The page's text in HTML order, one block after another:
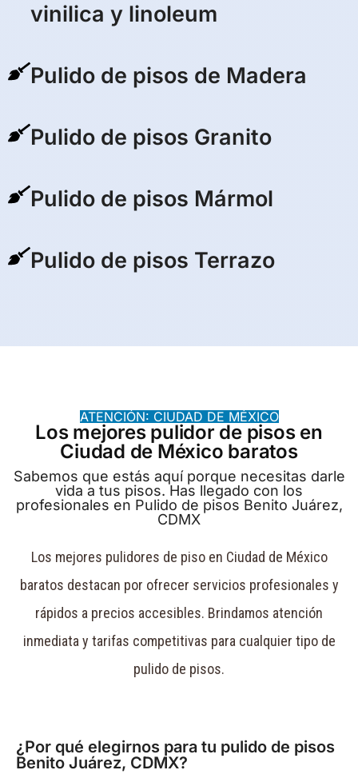
vinilica y linoleum
Pulido de pisos de Madera
Pulido de pisos Granito
Pulido de pisos Mármol
Pulido de pisos Terrazo
ATENCIÓN: CIUDAD DE MÉXICO
Los mejores pulidor de pisos en
Ciudad de México baratos
Sabemos que estás aquí porque necesitas darle
vida a tus pisos. Has llegado con los
profesionales en Pulido de pisos Benito Juárez,
CDMX
Los mejores pulidores de piso en Ciudad de México
baratos destacan por ofrecer servicios profesionales y
rápidos a precios accesibles. Brindamos atención
inmediata y tarifas competitivas para cualquier tipo de
pulido de pisos.
¿Por qué elegirnos para tu pulido de pisos
Benito Juárez, CDMX?